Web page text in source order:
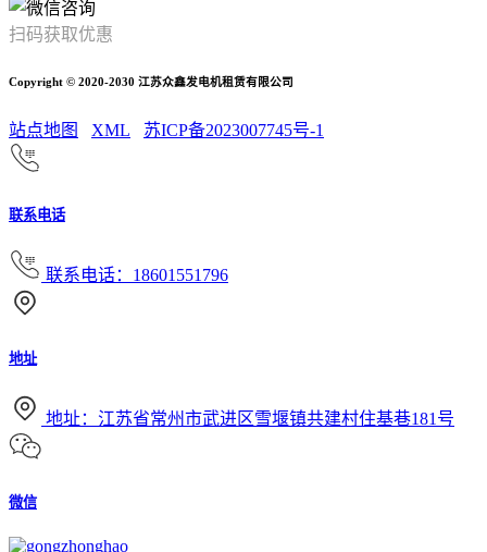
扫码获取优惠
Copyright © 2020-2030 江苏众鑫发电机租赁有限公司
站点地图 XML 苏ICP备2023007745号-1
联系电话
联系电话：18601551796
地址
地址：江苏省常州市武进区雪堰镇共建村住基巷181号
微信